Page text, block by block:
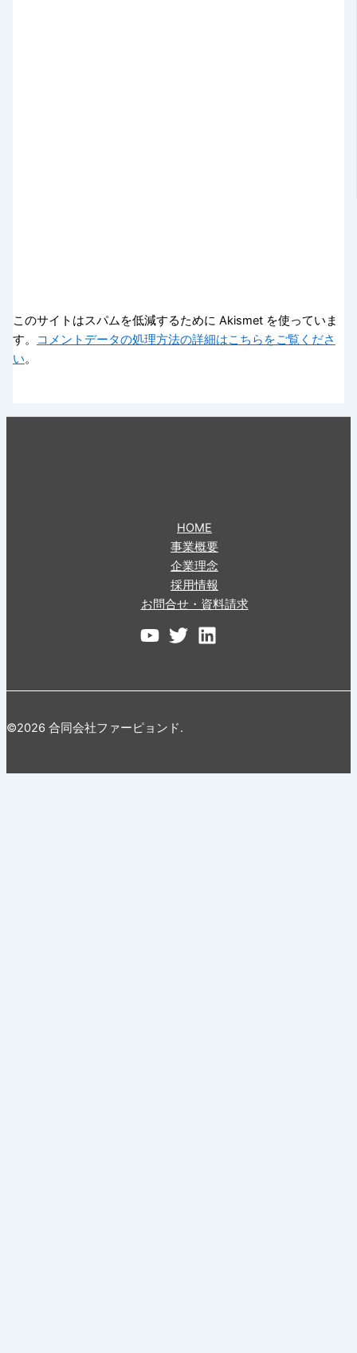
このサイトはスパムを低減するために Akismet を使っていま
す。
コメントデータの処理方法の詳細はこちらをご覧くださ
い。
HOME
事業概要
企業理念
採用情報
お問合せ・資料請求
©2026 合同会社ファーピョンド.